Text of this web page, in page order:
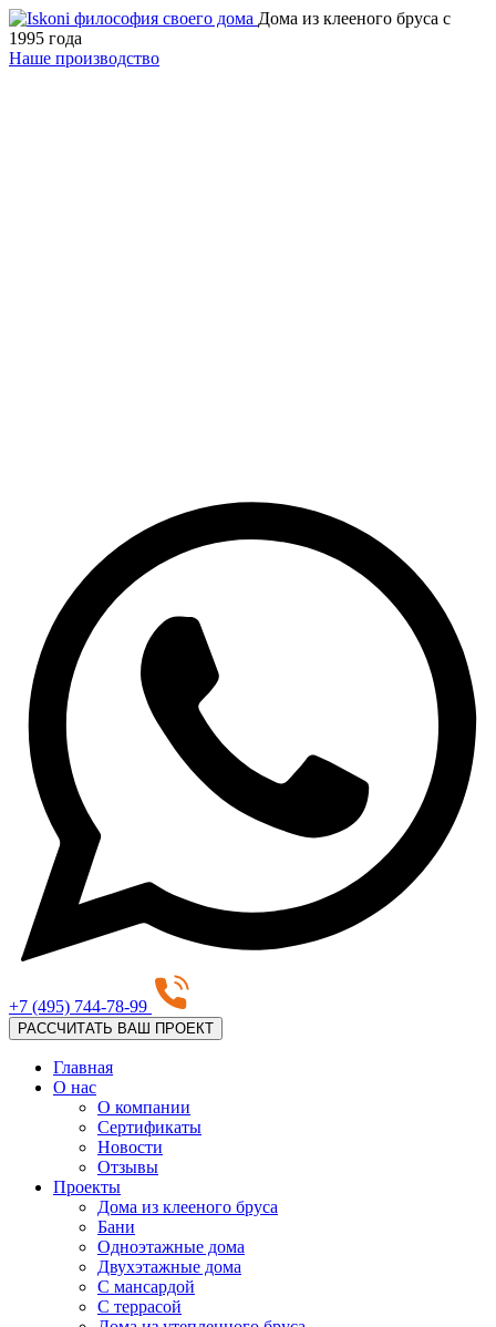
Дома из клееного бруса с
1995 года
Наше производство
+7 (495) 744-78-99
РАССЧИТАТЬ ВАШ ПРОЕКТ
Главная
О нас
О компании
Сертификаты
Новости
Отзывы
Проекты
Дома из клееного бруса
Бани
Одноэтажные дома
Двухэтажные дома
С мансардой
С террасой